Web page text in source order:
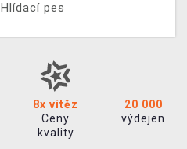
Hlídací pes
8x vítěz
Ceny
kvality
20 000
výdejen